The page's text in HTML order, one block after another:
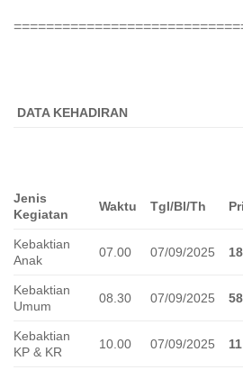
DATA KEHADIRAN
Jenis
Kegiatan
Waktu Tgl/Bl/Th
Kebaktian
Anak
07.00 07/09/2025 18
Kebaktian
Umum
08.30 07/09/2025 58
Kebaktian
KP & KR
10.00 07/09/2025 11